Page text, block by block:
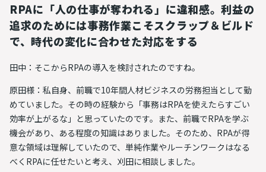
RPAに「人の仕事が奪われる」に違和感。利益の
追求のためには事務作業こそスクラップ＆ビルド
で、時代の変化に合わせた対応をする
田中：そこからRPAの導入を検討されたのですね。
原田様：私自身、前職で10年間人材ビジネスの労務担当として勤
めていました。その時の経験から「事務はRPAを使えたらすごい
効率が上がるな 」と思っていたのです。また、前職でRPAを学ぶ
機会があり、ある程度の知識はありました。そのため、RPAが得
意な領域は理解していたので、単純作業やルーチンワークはなる
べくRPAに任せたいと考え、刈田に相談しました。